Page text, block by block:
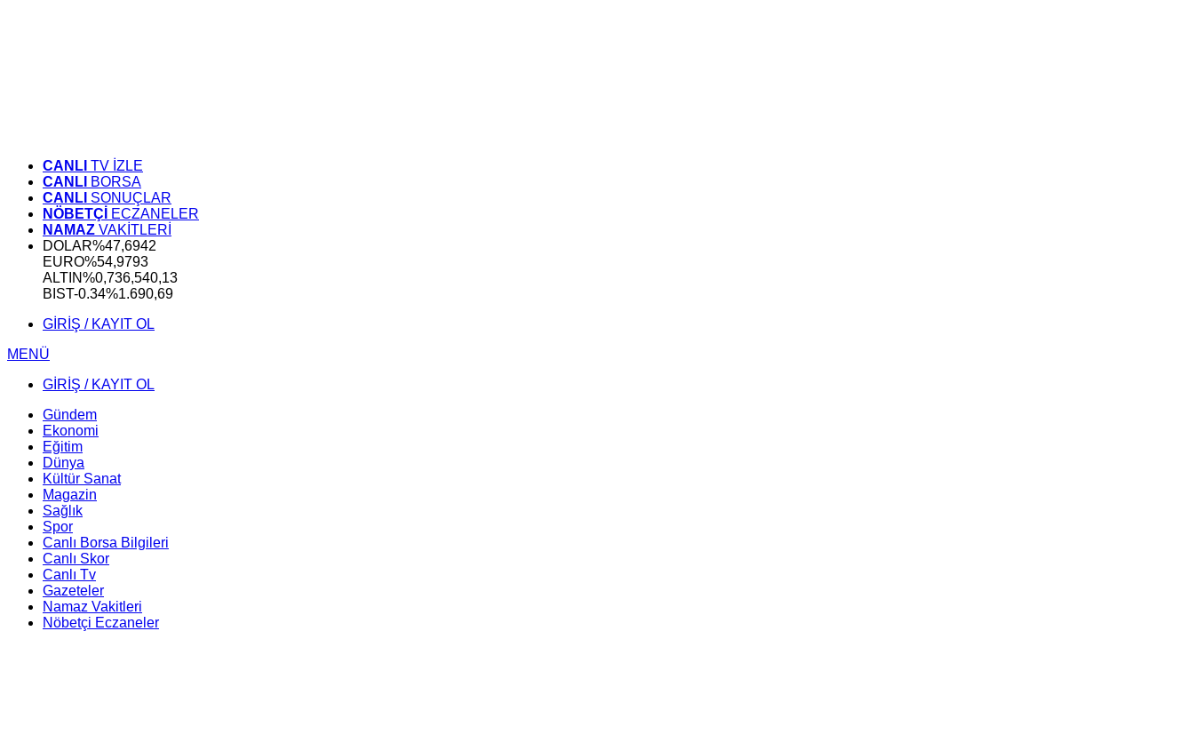
CANLI TV İZLE
CANLI BORSA
CANLI SONUÇLAR
NÖBETÇİ
ECZANELER
NAMAZ VAKİTLERİ
DOLAR%47,6942
EURO%54,9793
ALTIN%0,736,540,13
BIST-0.34%1.690,69
GİRİŞ / KAYIT OL
MENÜ
GİRİŞ / KAYIT OL
Gündem
Ekonomi
Eğitim
Dünya
Kültür Sanat
Magazin
Sağlık
Spor
Canlı Borsa Bilgileri
Canlı Skor
Canlı Tv
Gazeteler
Namaz Vakitleri
Nöbetçi Eczaneler